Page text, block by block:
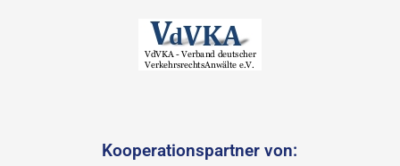
Kooperationspartner von: